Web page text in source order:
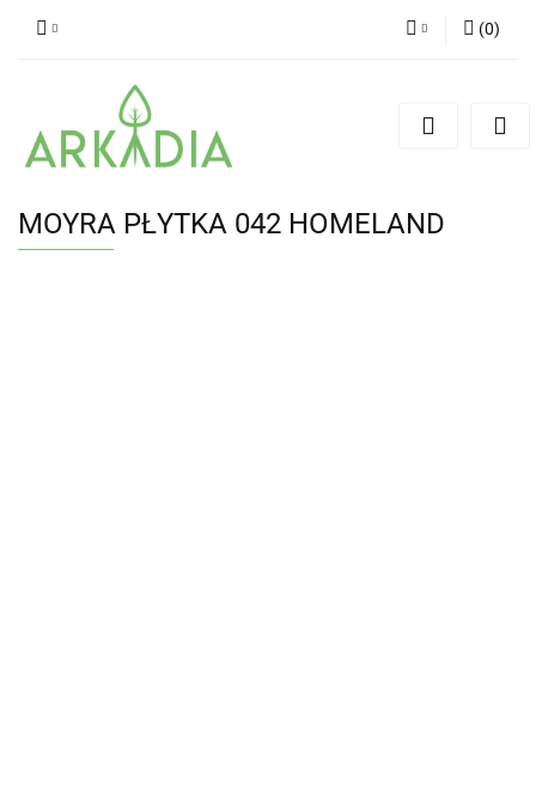
(0)
MOYRA PŁYTKA 042 HOMELAND